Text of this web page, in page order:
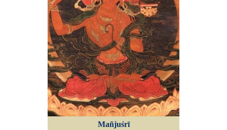
Mañjuśrī